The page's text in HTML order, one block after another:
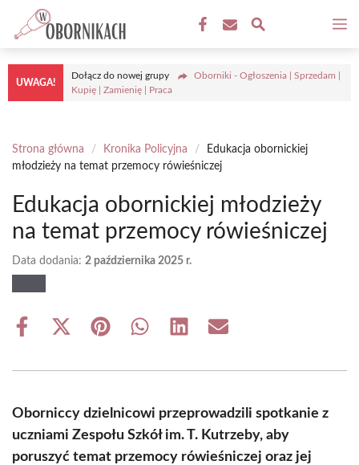
Przejdź
treści
UWAGA!
Dołącz do nowej grupy
Oborniki - Ogłoszenia | Sprzedam |
Kupię | Zamienię | Praca
Strona główna / Kronika Policyjna /
Edukacja obornickiej
młodzieży na temat przemocy rówieśniczej
Edukacja obornickiej młodzieży
na temat przemocy rówieśniczej
Data dodania: 2 października 2025 r.
Share
Share
(Twitter)
Share Share Share Share
Oborniccy dzielnicowi przeprowadzili spotkanie z
uczniami Zespołu Szkół im. T. Kutrzeby, aby
poruszyć temat przemocy rówieśniczej oraz jej